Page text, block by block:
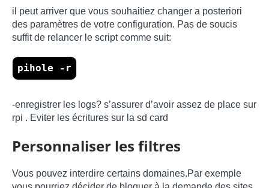
il peut arriver que vous souhaitiez changer a posteriori
des paramètres de votre configuration. Pas de soucis
suffit de relancer le script comme suit:
pihole -r
-enregistrer les logs? s’assurer d’avoir assez de place sur
rpi . Eviter les écritures sur la sd card
Personnaliser les filtres
Vous pouvez interdire certains domaines.Par exemple